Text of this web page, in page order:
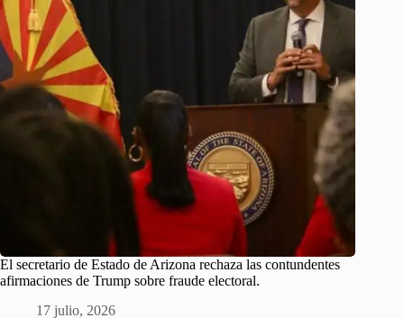
El secretario de Estado de Arizona rechaza las contundentes
afirmaciones de Trump sobre fraude electoral.
17 julio, 2026